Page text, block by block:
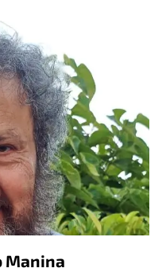
Manina